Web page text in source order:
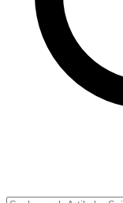
Teams
Tabelle
Football Regeln